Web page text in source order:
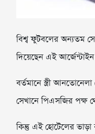
বিশ্ব ফুটবলের অন্যতম
দিয়েছেন এই আর্জেন্টাইন
বর্তমানে স্ত্রী
সেখানে পিএসজির পক্ষ
কিন্তু এই হোটেলের